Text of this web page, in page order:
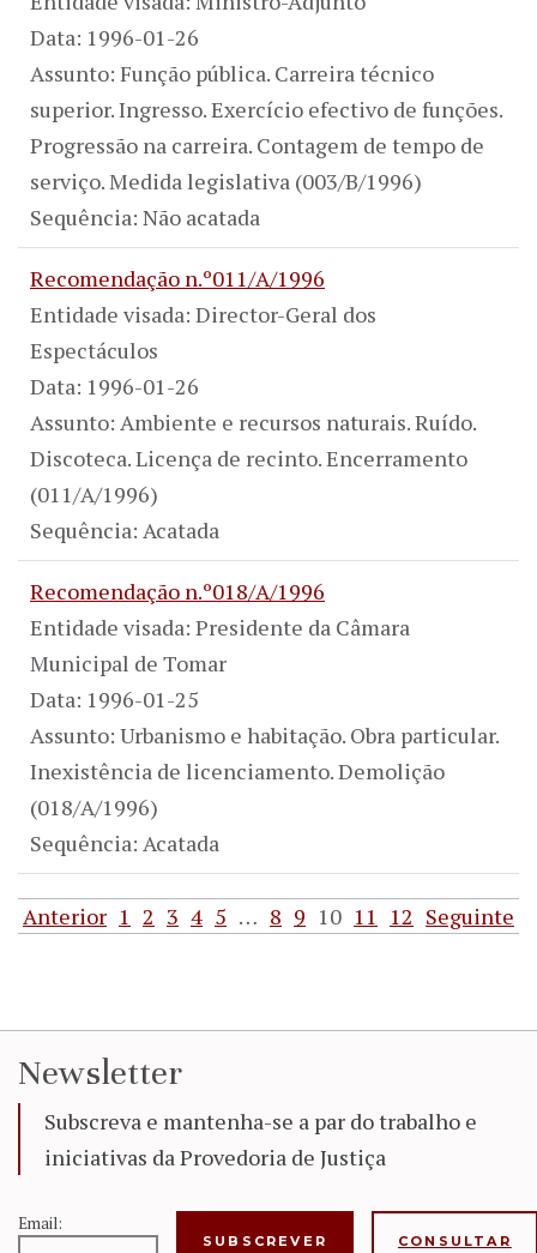
Data: 1996-01-26
Assunto: Função pública. Carreira técnico
superior. Ingresso. Exercício efectivo de funções.
Progressão na carreira. Contagem de tempo de
serviço. Medida legislativa (003/B/1996)
Sequência: Não acatada
Recomendação n.º011/A/1996
Entidade visada: Director-Geral dos
Espectáculos
Data: 1996-01-26
Assunto: Ambiente e recursos naturais. Ruído.
Discoteca. Licença de recinto. Encerramento
(011/A/1996)
Sequência: Acatada
Recomendação n.º018/A/1996
Entidade visada: Presidente da Câmara
Municipal de Tomar
Data: 1996-01-25
Assunto: Urbanismo e habitação. Obra particular.
Inexistência de licenciamento. Demolição
(018/A/1996)
Sequência: Acatada
Anterior 1 2 3 4 5 … 8 9 10 11 12 Seguinte
Newsletter
Subscreva e mantenha-se a par do trabalho e
iniciativas da Provedoria de Justiça
Email:
CONSULTAR